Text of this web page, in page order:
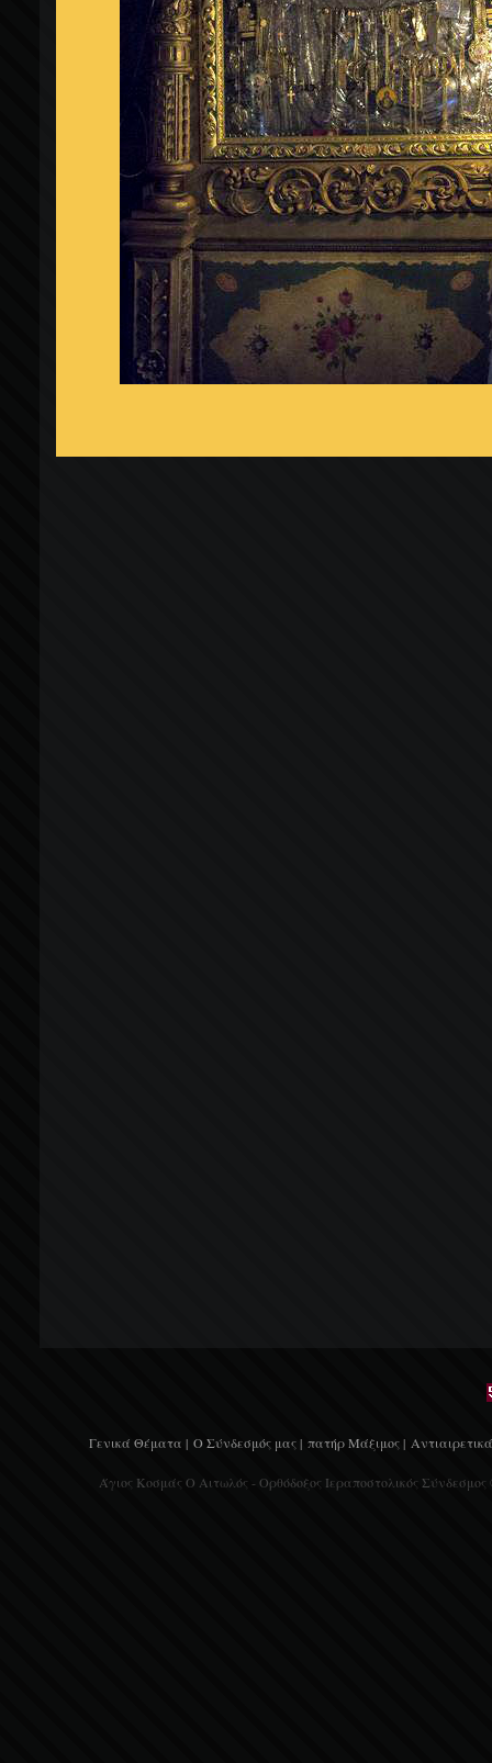
Γενικά Θέματα | Ο Σύνδεσμός μας | πατήρ Μάξιμος |
Άγιος Κοσμάς Ο Αιτωλός - Ορθόδοξος Ιεραποστολικός